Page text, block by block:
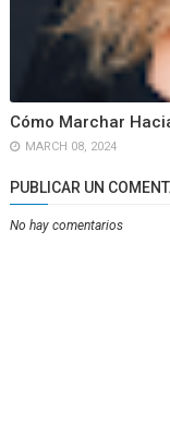
Cómo Marchar
MARCH 08, 2024
PUBLICAR UN
No hay comentarios